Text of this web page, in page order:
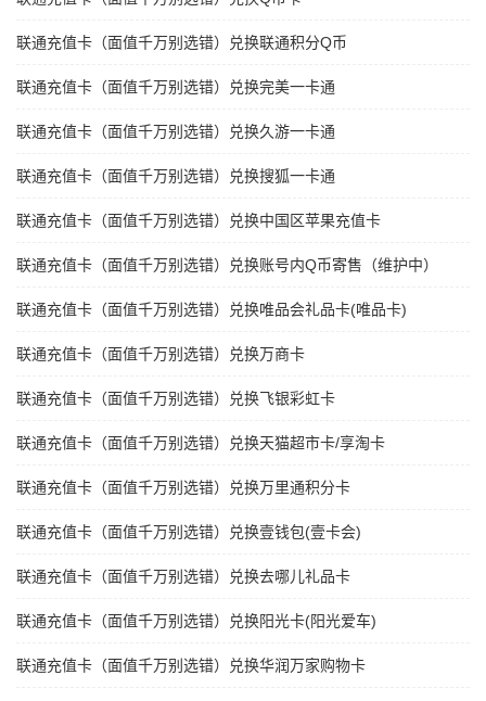
联通充值卡（面值千万别选错）兑换联通积分Q币
联通充值卡（面值千万别选错）兑换完美一卡通
联通充值卡（面值千万别选错）兑换久游一卡通
联通充值卡（面值千万别选错）兑换搜狐一卡通
联通充值卡（面值千万别选错）兑换中国区苹果充值卡
联通充值卡（面值千万别选错）兑换账号内Q币寄售（维护中）
联通充值卡（面值千万别选错）兑换唯品会礼品卡(唯品卡)
联通充值卡（面值千万别选错）兑换万商卡
联通充值卡（面值千万别选错）兑换飞银彩虹卡
联通充值卡（面值千万别选错）兑换天猫超市卡/享淘卡
联通充值卡（面值千万别选错）兑换万里通积分卡
联通充值卡（面值千万别选错）兑换壹钱包(壹卡会)
联通充值卡（面值千万别选错）兑换去哪儿礼品卡
联通充值卡（面值千万别选错）兑换阳光卡(阳光爱车)
联通充值卡（面值千万别选错）兑换华润万家购物卡